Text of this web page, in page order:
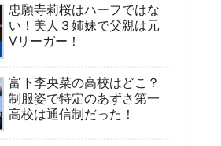
忠願寺莉桜はハーフではな
い！美人３姉妹で父親は元
Vリーガー！
富下李央菜の高校はどこ？
制服姿で特定のあずさ第一
高校は通信制だった！